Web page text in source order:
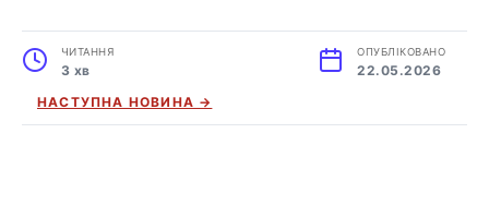
ЧИТАННЯ
3 хв
ОПУБЛІКОВАНО
22.05.2026
НАСТУПНА НОВИНА →